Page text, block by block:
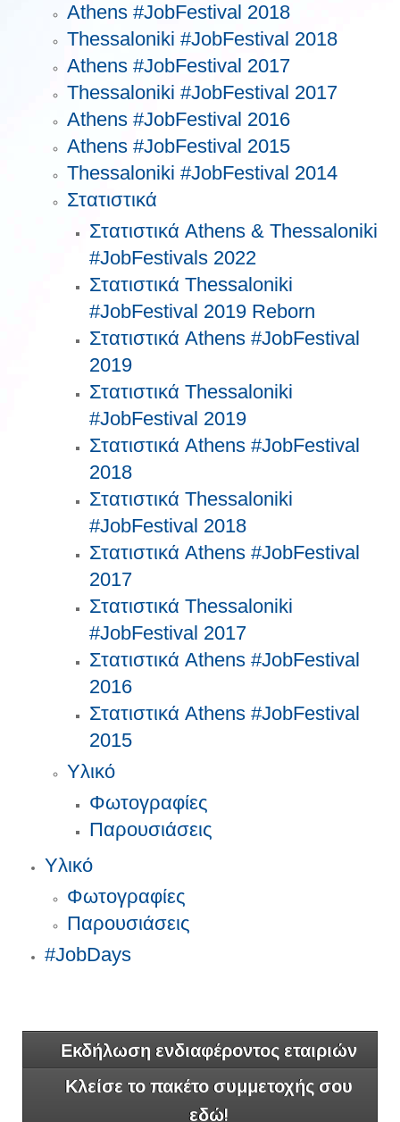
Athens #JobFestival 2018
Thessaloniki #JobFestival 2018
Athens #JobFestival 2017
Τhessaloniki #JobFestival 2017
Athens #JobFestival 2016
Athens #JobFestival 2015
Thessaloniki #JobFestival 2014
Στατιστικά
Στατιστικά Athens & Thessaloniki
#JobFestivals 2022
Στατιστικά Thessaloniki
#JobFestival 2019 Reborn
Στατιστικά Athens #JobFestival
2019
Στατιστικά Thessaloniki
#JobFestival 2019
Στατιστικά Athens #JobFestival
2018
Στατιστικά Thessaloniki
#JobFestival 2018
Στατιστικά Athens #JobFestival
2017
Στατιστικά Thessaloniki
#JobFestival 2017
Στατιστικά Athens #JobFestival
2016
Στατιστικά Athens #JobFestival
2015
Υλικό
Φωτογραφίες
Παρουσιάσεις
Υλικό
Φωτογραφίες
Παρουσιάσεις
#JobDays
Εκδήλωση ενδιαφέροντος εταιριών
Κλείσε το πακέτο συμμετοχής σου
εδώ!